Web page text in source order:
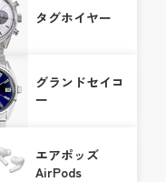
タグホイヤー
グランドセイコ
ー
エアポッズ
AirPods